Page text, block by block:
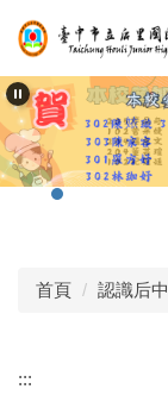
跳
到
要
內
容
區
首頁 認識后中
:::